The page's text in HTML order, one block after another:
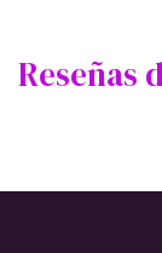
Reseñas